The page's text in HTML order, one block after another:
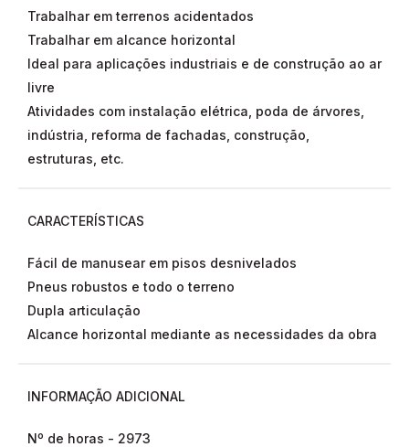
Trabalhar em terrenos acidentados
Trabalhar em alcance horizontal
Ideal para aplicações industriais e de construção ao ar
livre
Atividades com instalação elétrica, poda de árvores,
indústria, reforma de fachadas, construção,
estruturas, etc.
CARACTERÍSTICAS
Fácil de manusear em pisos desnivelados
Pneus robustos e todo o terreno
Dupla articulação
Alcance horizontal mediante as necessidades da obra
INFORMAÇÃO ADICIONAL
Nº de horas - 2973